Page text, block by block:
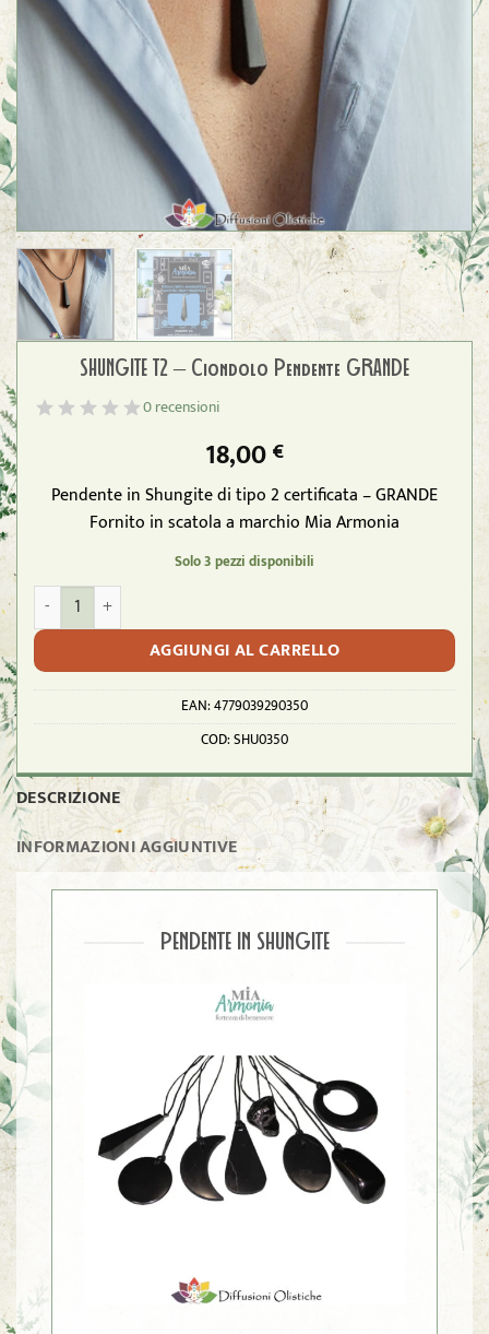
SHUNGITE T2 – Ciondolo Pendente GRANDE
0 recensioni
18,00 €
Pendente in Shungite di tipo 2 certificata – GRANDE
Fornito in scatola a marchio Mia Armonia
Solo 3 pezzi disponibili
SHUNGITE T2 - Ciondolo Pendente GRANDE quantità
AGGIUNGI AL CARRELLO
EAN:4779039290350
COD:SHU0350
DESCRIZIONE
INFORMAZIONI AGGIUNTIVE
PENDENTE IN SHUNGITE